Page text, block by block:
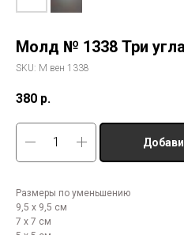
Молд № 1338 Три угла
SKU: М вен 1338
380 р.
Размеры по уменьшению
9,5 х 9,5 см
7 х 7 см